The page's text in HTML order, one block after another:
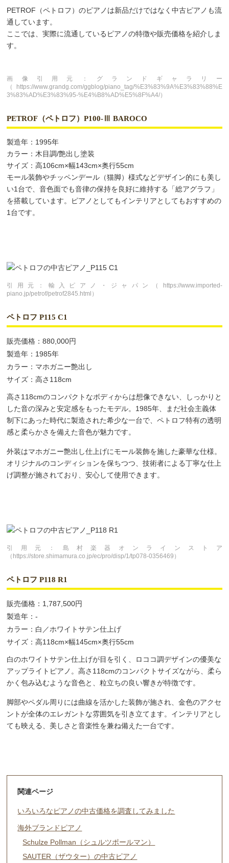
PETROF（ペトロフ）のピアノは新品だけではなく中古ピアノも流
通しています。
ここでは、実際に流通しているピアノの特徴や販売価格を紹介しま
す。
画像引用元：グランドギャラリー
（https://www.grandg.com/ggblog/piano_tag/%E3%83%9A%E3%83%88%E
3%83%AD%E3%83%95-%E4%B8%AD%E5%8F%A4/）
PETROF（ペトロフ）P100-Ⅲ BAROCO
製造年：1995年
カラー：木目調/艶出し塗装
サイズ：高106cm×幅143cm×奥行55cm
モール装飾やチッペンデール（猫脚）様式などデザイン的にも美し
い1台で、音色面でも音律の保持を良好に維持する「総アグラフ」
を搭載しています。ピアノとしてもインテリアとしてもおすすめの
1台です。
引用元：輸入ピアノ・ジャパン（https://www.imported-
piano.jp/petrof/petrof2845.html）
ペトロフ P115 C1
販売価格：880,000円
製造年：1985年
カラー：マホガニー艶出し
サイズ：高さ118cm
高さ118cmのコンパクトなボディからは想像できない、しっかりと
した音の深みと安定感をもったモデル。1985年、まだ社会主義体
制下にあった時代に製造された希少な一台で、ペトロフ特有の透明
感と柔らかさを備えた音色が魅力です。
外装はマホガニー艶出し仕上げにモール装飾を施した豪華な仕様。
オリジナルのコンディションを保ちつつ、技術者による丁寧な仕上
げ調整が施されており、安心して使用できます。
引用元：島村楽器オンラインストア
（https://store.shimamura.co.jp/ec/pro/disp/1/tp078-0356469）
ペトロフ P118 R1
販売価格：1,787,500円
製造年：-
カラー：白／ホワイトサテン仕上げ
サイズ：高118cm×幅145cm×奥行55cm
白のホワイトサテン仕上げが目を引く、ロココ調デザインの優美な
アップライトピアノ。高さ118cmのコンパクトサイズながら、柔ら
かく包み込むような音色と、粒立ちの良い響きが特徴です。
脚部やペダル周りには曲線を活かした装飾が施され、金色のアクセ
ントが全体のエレガントな雰囲気を引き立てます。インテリアとし
ても映える、美しさと音楽性を兼ね備えた一台です。
関連ページ
いろいろなピアノの中古価格を調査してみました
海外ブランドピアノ
Schulze Pollman（シュルツポールマン）
SAUTER（ザウター）の中古ピアノ